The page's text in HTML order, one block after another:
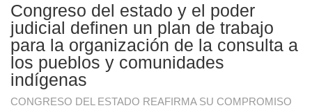
Congreso del estado y el poder
judicial definen un plan de trabajo
para la organización de la consulta a
los pueblos y comunidades
indígenas
CONGRESO DEL ESTADO REAFIRMA SU COMPROMISO